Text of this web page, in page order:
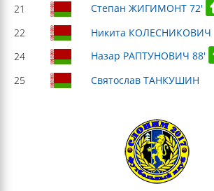
21
Степан ЖИГИМОНТ 72'
22
Никита КОЛЕСНИКОВИЧ
24
Назар РАПТУНОВИЧ 88'
25
Святослав ТАНКУШИН